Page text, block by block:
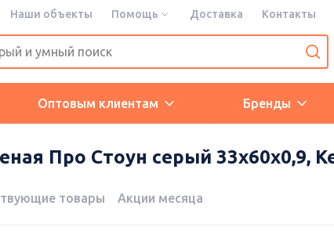
Наши объекты Помощь Доставка Контакты
Оптовым клиентам Бренды
Про Стоун серый 33x60x0,9,
товары Акции месяца